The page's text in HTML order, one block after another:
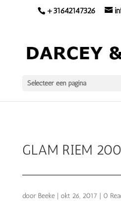
+31642147326
Selecteer een pagina
GLAM RIEM
door Beeke| okt 26, 2017 0